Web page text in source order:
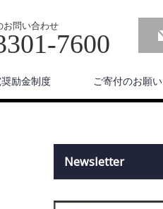
お問い合わせ
7600
励金制度 ご寄付のお願い
Newsletter